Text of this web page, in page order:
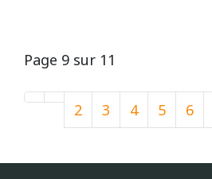
Page 9 sur 11
2 3 4 5 6